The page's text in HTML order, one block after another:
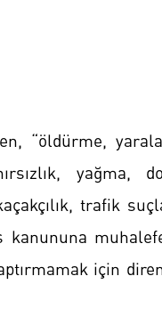
“öldürme,
yağma,
trafik
için